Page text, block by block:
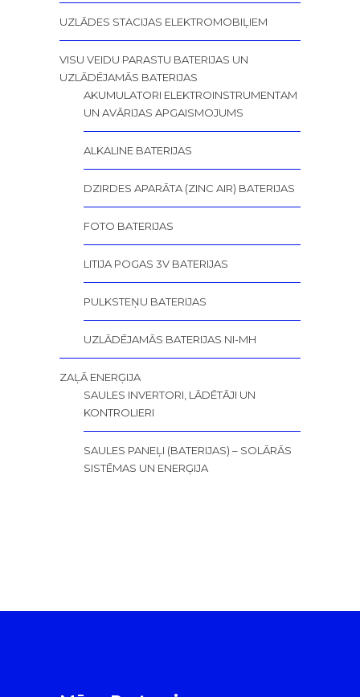
UZLĀDES STACIJAS ELEKTROMOBIĻIEM
VISU VEIDU PARASTU BATERIJAS UN
UZLĀDĒJAMĀS BATERIJAS
AKUMULATORI ELEKTROINSTRUMENTAM
UN AVĀRIJAS APGAISMOJUMS
ALKALINE BATERIJAS
DZIRDES APARĀTA (ZINC AIR) BATERIJAS
FOTO BATERIJAS
LITIJA POGAS 3V BATERIJAS
PULKSTEŅU BATERIJAS
UZLĀDĒJAMĀS BATERIJAS NI-MH
ZAĻĀ ENERĢIJA
SAULES INVERTORI, LĀDĒTĀJI UN
KONTROLIERI
SAULES PANEĻI (BATERIJAS) – SOLĀRĀS
SISTĒMAS UN ENERĢIJA